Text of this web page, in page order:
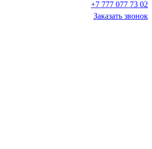
+7 777 077 73 02
Заказать звонок